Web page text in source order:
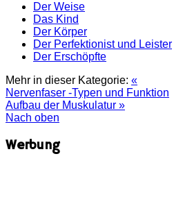
Der Weise
Das Kind
Der Körper
Der Perfektionist und Leister
Der Erschöpfte
Mehr in dieser Kategorie: «
Nervenfaser -Typen und Funktion
Aufbau der Muskulatur »
Nach oben
Werbung